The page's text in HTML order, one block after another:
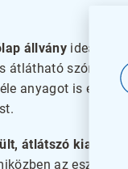
állványideális
átlátható szórólap-
anyagot is
átlátszó kialakítás
az